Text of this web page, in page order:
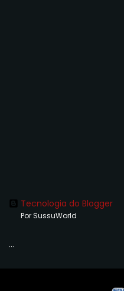
Tecnologia do Blogger
Por SussuWorld
...